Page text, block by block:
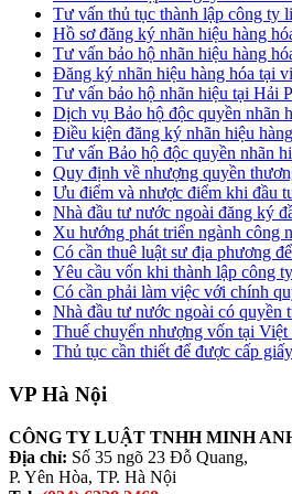
Tư vấn thủ tục thành lập công ty
Hồ sơ đăng ký nhãn hiệu hàng
Tư vấn bảo hộ nhãn hiệu hàng
Đăng ký nhãn hiệu hàng hóa tại
Tư vấn bảo hộ nhãn hiệu tại Hải
Dịch vụ Bảo hộ độc quyền nhãn
Điều kiện đăng ký nhãn hiệu
Tư vấn Bảo hộ độc quyền nhãn
Quy định về nhượng quyền
Ưu điểm và nhược điểm khi đầu
Nhà đầu tư nước ngoài đăng ký
Xu hướng phát triển ngành công
Có cần thuê luật sư địa phương
Yêu cầu vốn khi thành lập công
Có cần phải làm việc với chính
Nhà đầu tư nước ngoài có quyền
Thuế chuyển nhượng vốn tại Việt
Thủ tục cần thiết để được cấp
VP Hà Nội
CÔNG TY LUẬT TNHH MINH
Địa chỉ: Số 35 ngõ 23 Đỗ Quang,
P. Yên Hòa, TP. Hà Nội